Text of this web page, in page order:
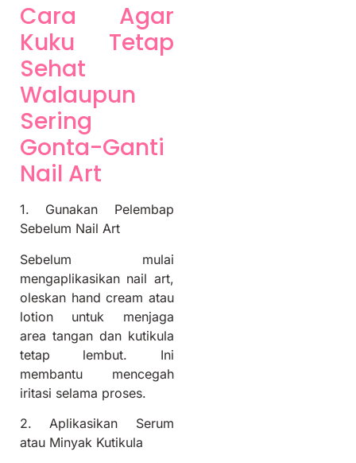
Cara Agar
Kuku Tetap
Sehat
Walaupun
Sering
Gonta-Ganti
Nail Art
1. Gunakan Pelembap
Sebelum Nail Art
Sebelum mulai
mengaplikasikan nail art,
oleskan hand cream atau
lotion untuk menjaga
area tangan dan kutikula
tetap lembut. Ini
membantu mencegah
iritasi selama proses.
2. Aplikasikan Serum
atau Minyak Kutikula